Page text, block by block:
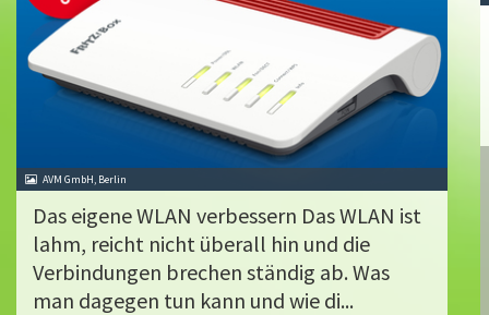
AVM GmbH, Berlin
Das eigene WLAN verbessern Das WLAN ist
lahm, reicht nicht überall hin und die
Verbindungen brechen ständig ab. Was
man dagegen tun kann und wie di...